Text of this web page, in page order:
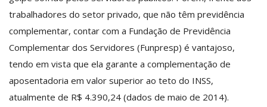
trabalhadores do setor privado, que não têm previdência
complementar, contar com a Fundação de Previdência
Complementar dos Servidores (Funpresp) é vantajoso,
tendo em vista que ela garante a complementação de
aposentadoria em valor superior ao teto do INSS,
atualmente de R$ 4.390,24 (dados de maio de 2014).